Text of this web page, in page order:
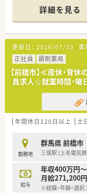
健康測定会や地域
薬剤師がより身近
残業は1分単位にて
全社で月間残業10
リつけて働きたい
また女性薬剤師が
妊娠・出産・育児
います。
そのため産休育
安心して活躍い
＼キャリアアップ／
エリア長や調剤
本部のサポート管
それぞれの志向
社内研修やeラー
スキルに自信のな
■研修制度は様々
講可能な研修も
■店舗で活躍する
となる従業員など
を用意されていま
■総合薬剤師・調剤
の働き方を選択で
■調剤併設型だけで
地内薬局」「訪問
ます
■在宅医療にも積
50店舗以上、無
■「プラチナくる
法人部門）認定」
■充実した研修制
があるのも特徴です
詳細を見る
更新日： 2026/07/30 薬
正社員
調剤薬局
【前橋市】≪産休・育
員求人☆就業時間・曜
年間休日120日以上 土
勤務地
群馬県 前橋市
三俣駅 (上毛電気
給与
年収400万円
月給271,200
※経験・年齢・選